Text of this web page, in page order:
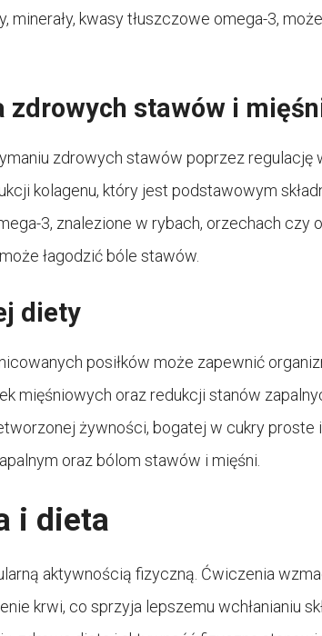
minerały, kwasy tłuszczowe omega-3,
zdrowych stawów i
zdrowych stawów poprzez regulację
kolagenu, który jest podstawowym
3, znalezione w rybach, orzechach czy
łagodzić bóle stawów.
diety
posiłków może zapewnić
mięśniowych oraz redukcji stanów
żywności, bogatej w cukry proste
oraz bólom stawów i mięśni.
i dieta
aktywnością fizyczną. Ćwiczenia
krwi, co sprzyja lepszemu wchłanianiu